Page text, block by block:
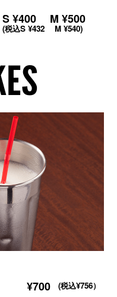
S ¥400 M ¥500
(税込S ¥432 M ¥540)
¥700 (税込¥756）